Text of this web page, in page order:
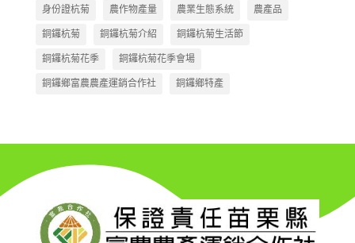
身份證杭菊 農作物產量 農業生態系統 農產品
銅鑼杭菊 銅鑼杭菊介紹 銅鑼杭菊生活節
銅鑼杭菊花季 銅鑼杭菊花季會場
銅鑼鄉富農農產運銷合作社 銅鑼鄉特產